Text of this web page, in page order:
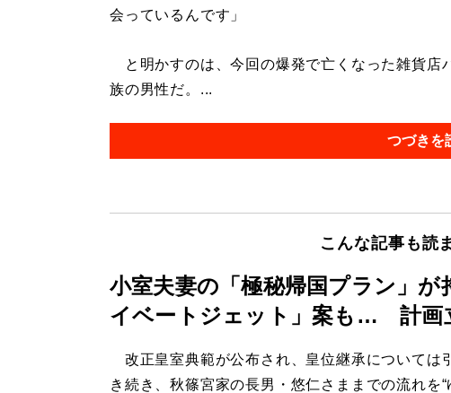
会っているんです」
と明かすのは、今回の爆発で亡くなった雑貨店
族の男性だ。...
つづきを
こんな記事も読
小室夫妻の「極秘帰国プラン」
イベートジェット」案も… 計画
改正皇室典範が公布され、皇位継承については引
き続き、秋篠宮家の長男・悠仁さままでの流れを“